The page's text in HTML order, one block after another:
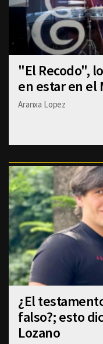
"El Recodo",
en estar en el
Aranxa Lopez
¿El
falso?; esto
Lozano